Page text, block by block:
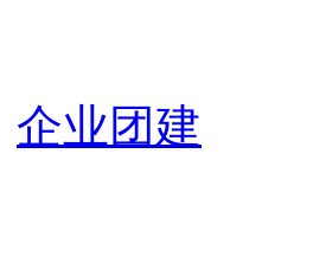
企业团建